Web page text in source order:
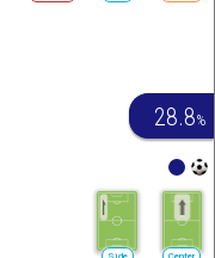
28.8%